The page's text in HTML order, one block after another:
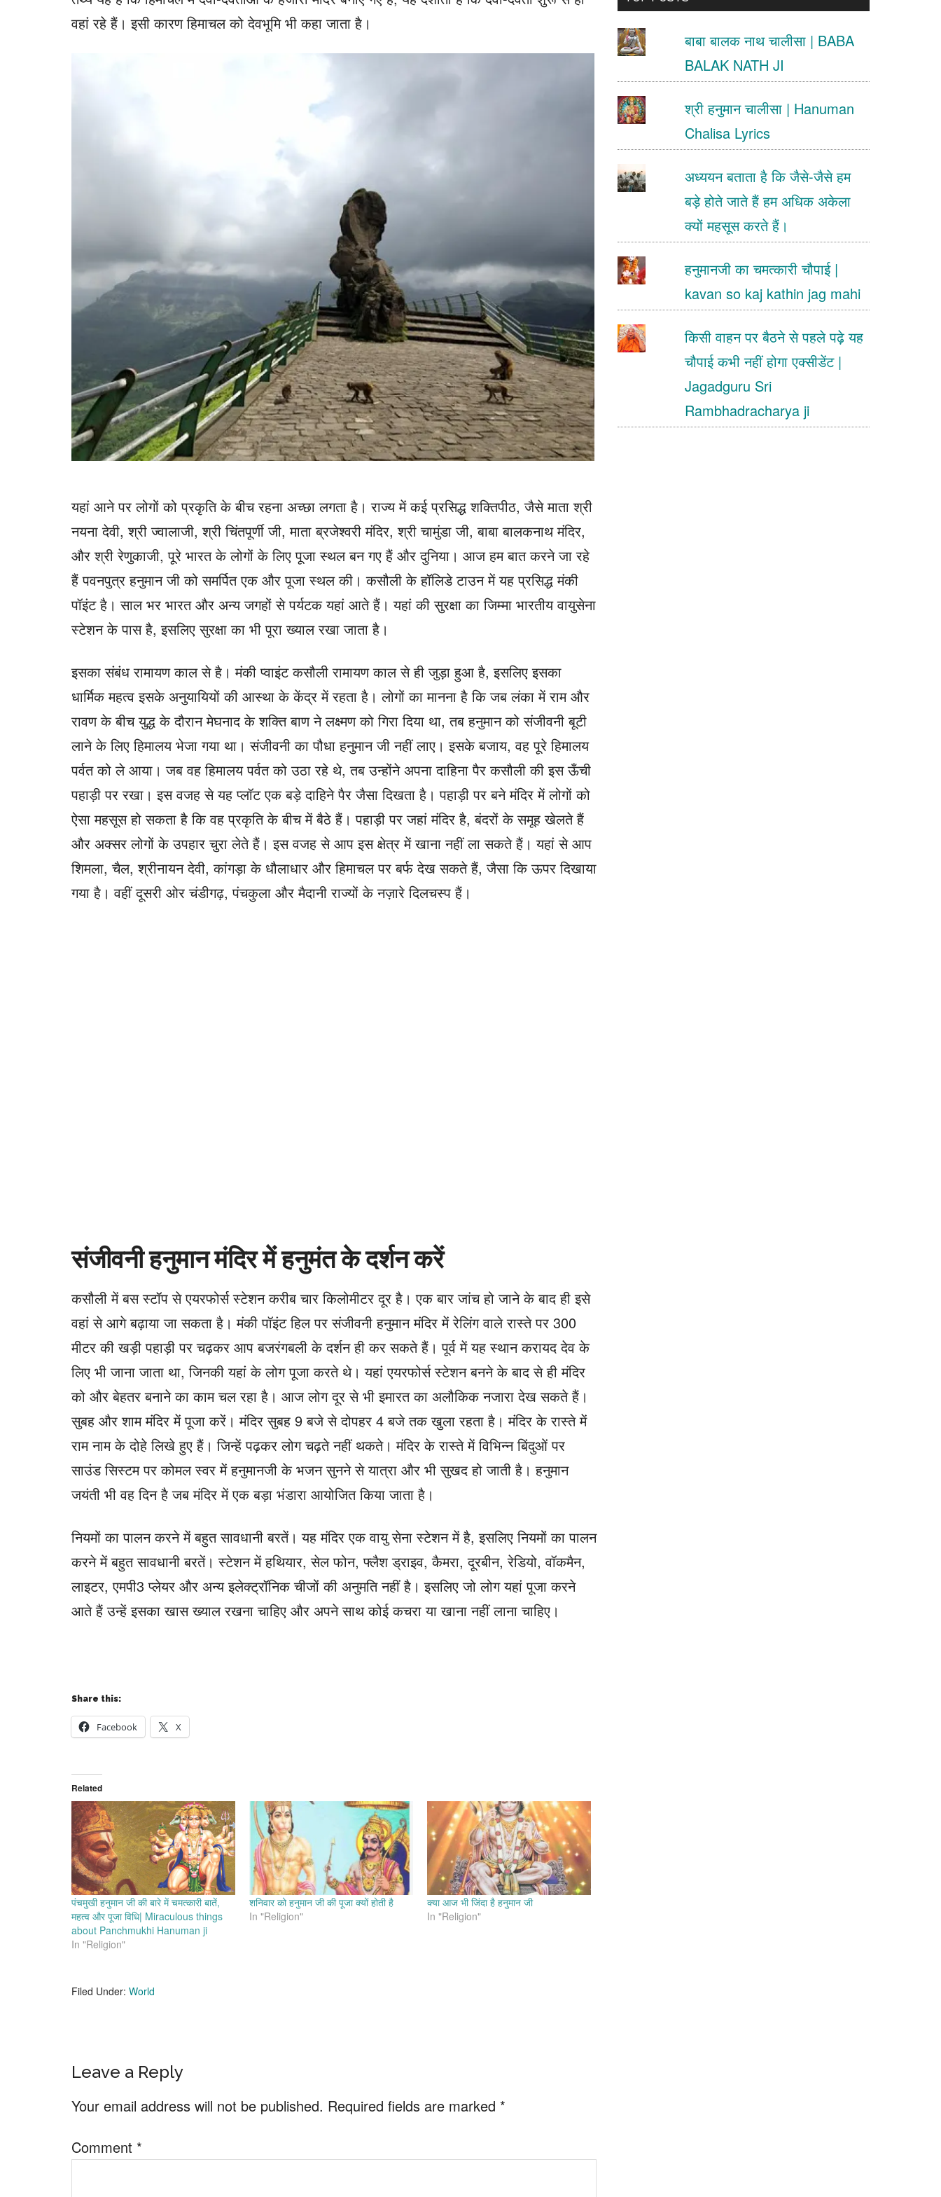
वहां रहे हैं। इसी कारण हिमाचल को देवभूमि भी कहा जाता है।
यहां आने पर लोगों को प्रकृति के बीच रहना अच्छा लगता है। राज्य में कई प्रसिद्ध शक्तिपीठ, जैसे माता श्री
नयना देवी, श्री ज्वालाजी, श्री चिंतपूर्णी जी, माता ब्रजेश्वरी मंदिर, श्री चामुंडा जी, बाबा बालकनाथ मंदिर,
और श्री रेणुकाजी, पूरे भारत के लोगों के लिए पूजा स्थल बन गए हैं और दुनिया। आज हम बात करने जा रहे
हैं पवनपुत्र हनुमान जी को समर्पित एक और पूजा स्थल की। कसौली के हॉलिडे टाउन में यह प्रसिद्ध मंकी
पॉइंट है। साल भर भारत और अन्य जगहों से पर्यटक यहां आते हैं। यहां की सुरक्षा का जिम्मा भारतीय वायुसेना
स्टेशन के पास है, इसलिए सुरक्षा का भी पूरा ख्याल रखा जाता है।
इसका संबंध रामायण काल ​​से है। मंकी प्वाइंट कसौली रामायण काल ​​से ही जुड़ा हुआ है, इसलिए इसका
धार्मिक महत्व इसके अनुयायियों की आस्था के केंद्र में रहता है। लोगों का मानना ​​है कि जब लंका में राम और
रावण के बीच युद्ध के दौरान मेघनाद के शक्ति बाण ने लक्ष्मण को गिरा दिया था, तब हनुमान को संजीवनी बूटी
लाने के लिए हिमालय भेजा गया था। संजीवनी का पौधा हनुमान जी नहीं लाए। इसके बजाय, वह पूरे हिमालय
पर्वत को ले आया। जब वह हिमालय पर्वत को उठा रहे थे, तब उन्होंने अपना दाहिना पैर कसौली की इस ऊँची
पहाड़ी पर रखा। इस वजह से यह प्लॉट एक बड़े दाहिने पैर जैसा दिखता है। पहाड़ी पर बने मंदिर में लोगों को
ऐसा महसूस हो सकता है कि वह प्रकृति के बीच में बैठे हैं। पहाड़ी पर जहां मंदिर है, बंदरों के समूह खेलते हैं
और अक्सर लोगों के उपहार चुरा लेते हैं। इस वजह से आप इस क्षेत्र में खाना नहीं ला सकते हैं। यहां से आप
शिमला, चैल, श्रीनायन देवी, कांगड़ा के धौलाधार और हिमाचल पर बर्फ देख सकते हैं, जैसा कि ऊपर दिखाया
गया है। वहीं दूसरी ओर चंडीगढ़, पंचकुला और मैदानी राज्यों के नज़ारे दिलचस्प हैं।
संजीवनी हनुमान मंदिर में हनुमंत के दर्शन करें
कसौली में बस स्टॉप से ​​एयरफोर्स स्टेशन करीब चार किलोमीटर दूर है। एक बार जांच हो जाने के बाद ही इसे
वहां से आगे बढ़ाया जा सकता है। मंकी पॉइंट हिल पर संजीवनी हनुमान मंदिर में रेलिंग वाले रास्ते पर 300
मीटर की खड़ी पहाड़ी पर चढ़कर आप बजरंगबली के दर्शन ही कर सकते हैं। पूर्व में यह स्थान करायद देव के
लिए भी जाना जाता था, जिनकी यहां के लोग पूजा करते थे। यहां एयरफोर्स स्टेशन बनने के बाद से ही मंदिर
को और बेहतर बनाने का काम चल रहा है। आज लोग दूर से भी इमारत का अलौकिक नजारा देख सकते हैं।
सुबह और शाम मंदिर में पूजा करें। मंदिर सुबह 9 बजे से दोपहर 4 बजे तक खुला रहता है। मंदिर के रास्ते में
राम नाम के दोहे लिखे हुए हैं। जिन्हें पढ़कर लोग चढ़ते नहीं थकते। मंदिर के रास्ते में विभिन्न बिंदुओं पर
साउंड सिस्टम पर कोमल स्वर में हनुमानजी के भजन सुनने से यात्रा और भी सुखद हो जाती है। हनुमान
जयंती भी वह दिन है जब मंदिर में एक बड़ा भंडारा आयोजित किया जाता है।
नियमों का पालन करने में बहुत सावधानी बरतें। यह मंदिर एक वायु सेना स्टेशन में है, इसलिए नियमों का पालन
करने में बहुत सावधानी बरतें। स्टेशन में हथियार, सेल फोन, फ्लैश ड्राइव, कैमरा, दूरबीन, रेडियो, वॉकमैन,
लाइटर, एमपी3 प्लेयर और अन्य इलेक्ट्रॉनिक चीजों की अनुमति नहीं है। इसलिए जो लोग यहां पूजा करने
आते हैं उन्हें इसका खास ख्याल रखना चाहिए और अपने साथ कोई कचरा या खाना नहीं लाना चाहिए।
Share this:
Facebook X
Related
पंचमुखी हनुमान जी की बारे में चमत्कारी बातें,
महत्व और पूजा विधि| Miraculous things
about Panchmukhi Hanuman ji
In "Religion"
शनिवार को हनुमान जी की पूजा क्यों होती है
In "Religion"
क्या आज भी जिंदा है हनुमान जी
In "Religion"
Filed Under: World
Reader
Interactions
Leave a Reply
Your email address will not be published. Required fields are marked *
Comment *
...
बाबा बालक नाथ चालीसा | BABA
BALAK NATH JI
श्री हनुमान चालीसा | Hanuman
Chalisa Lyrics
अध्ययन बताता है कि जैसे-जैसे हम
बड़े होते जाते हैं हम अधिक अकेला
क्यों महसूस करते हैं।
हनुमानजी का चमत्कारी चौपाई |
kavan so kaj kathin jag mahi
किसी वाहन पर बैठने से पहले पढ़े यह
चौपाई कभी नहीं होगा एक्सीडेंट |
Jagadguru Sri
Rambhadracharya ji